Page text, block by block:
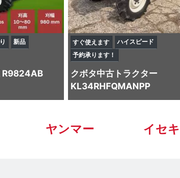
新品
R9824AB
すぐ使えます
ハイスピード
予約承ります！
クボタ中古トラクター
KL34RHFQMANPP
ヤンマー イセキ